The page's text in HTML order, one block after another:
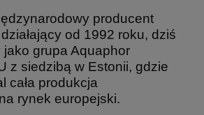
producent
od 1992 roku, dziś
grupa Aquaphor
z siedzibą w Estonii, gdzie
cała produkcja
rynek europejski.